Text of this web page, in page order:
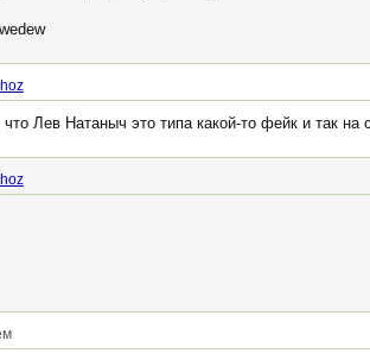
Лев Натаныч это типа какой-то фейк и так